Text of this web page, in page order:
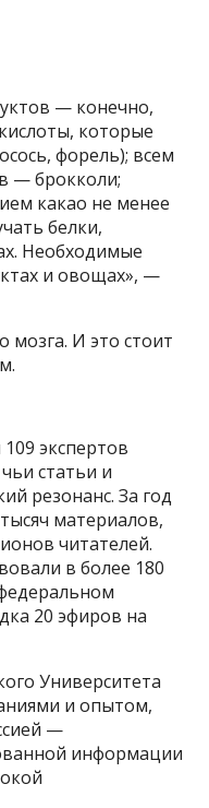
— конечно,
которые
форель); всем
— брокколи;
какао не менее
белки,
Необходимые
и овощах», —
мозга. И это стоит
экспертов
статьи и
резонанс. За год
материалов,
читателей.
в более 180
20 эфиров на
Университета
и опытом,
—
информации